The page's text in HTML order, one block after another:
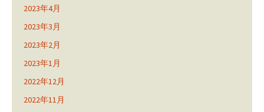
2023年4月
2023年3月
2023年2月
2023年1月
2022年12月
2022年11月